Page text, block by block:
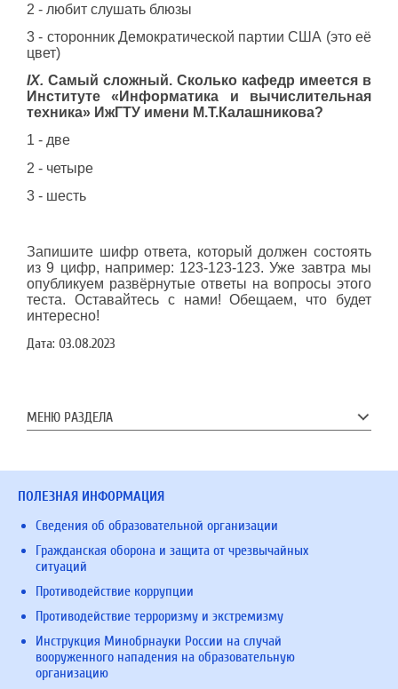
2 - любит слушать блюзы
3 - сторонник Демократической партии США (это её
цвет)
IX. Самый сложный. Сколько кафедр имеется в
Институте «Информатика и вычислительная
техника» ИжГТУ имени М.Т.Калашникова?
1 - две
2 - четыре
3 - шесть
Запишите шифр ответа, который должен состоять
из 9 цифр, например: 123-123-123. Уже завтра мы
опубликуем развёрнутые ответы на вопросы этого
теста. Оставайтесь с нами! Обещаем, что будет
интересно!
Дата: 03.08.2023
МЕНЮ РАЗДЕЛА
ПОЛЕЗНАЯ ИНФОРМАЦИЯ
Сведения об образовательной организации
Гражданская оборона и защита от чрезвычайных
ситуаций
Противодействие коррупции
Противодействие терроризму и экстремизму
Инструкция Минобрнауки России на случай
вооруженного нападения на образовательную
организацию